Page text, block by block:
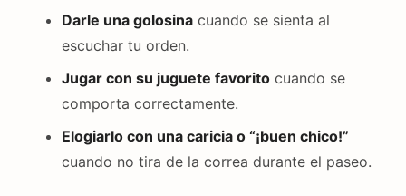
Darle una golosina cuando se sienta al
escuchar tu orden.
Jugar con su juguete favorito cuando se
comporta correctamente.
Elogiarlo con una caricia o “¡buen chico!”
cuando no tira de la correa durante el paseo.